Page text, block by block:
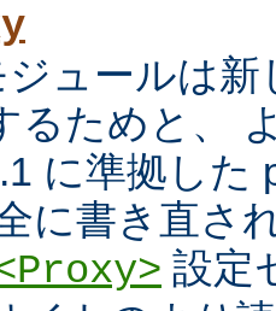
ジュールは
るためと、
に準拠した
に書き直さ
設定